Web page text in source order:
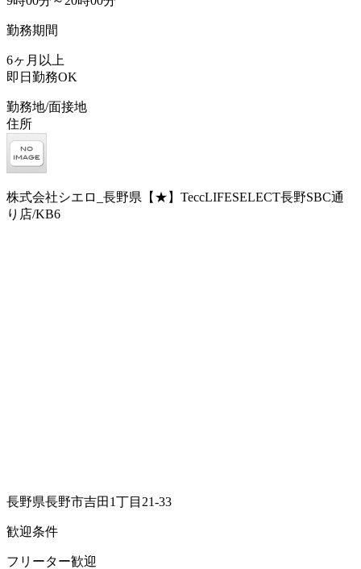
勤務期間
6ヶ月以上
即日勤務OK
勤務地/面接地
住所
株式会社シエロ_長野県【★】TeccLIFESELECT長野SBC通
り店/KB6
長野県長野市吉田1丁目21-33
歓迎条件
フリーター歓迎